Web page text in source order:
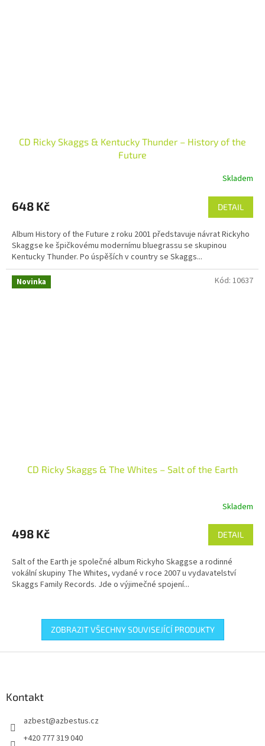
CD Ricky Skaggs & Kentucky Thunder – History of the
Future
Skladem
648 Kč DETAIL
Album History of the Future z roku 2001 představuje návrat Rickyho
Skaggse ke špičkovému modernímu bluegrassu se skupinou
Kentucky Thunder. Po úspěších v country se Skaggs...
Novinka
CD Ricky Skaggs & The Whites – Salt of the Earth
Skladem
498 Kč DETAIL
Salt of the Earth je společné album Rickyho Skaggse a rodinné
vokální skupiny The Whites, vydané v roce 2007 u vydavatelství
Skaggs Family Records. Jde o výjimečné spojení...
Kód: 10637
ZOBRAZIT VŠECHNY SOUVISEJÍCÍ PRODUKTY
Kontakt
azbest@azbestus.cz
+420 777 319 040